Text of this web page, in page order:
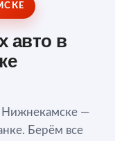
авто в
Нижнекамске —
Берём все